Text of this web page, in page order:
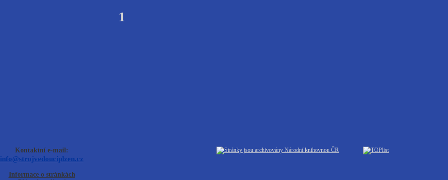
1
Kontaktní e-mail:
info@strojvedouciplzen.cz
Informace o stránkách